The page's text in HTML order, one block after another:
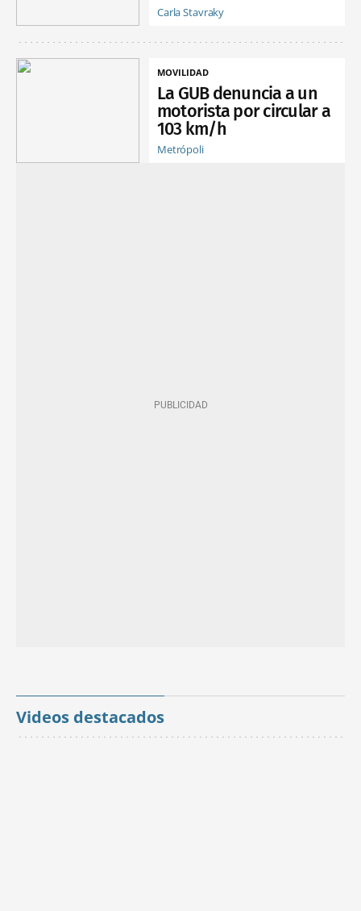
Carla Stavraky
MOVILIDAD
La GUB denuncia a un
motorista por circular a
103 km/h
Metrópoli
Videos destacados